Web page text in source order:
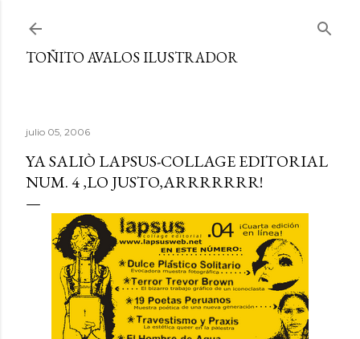
TOÑITO AVALOS ILUSTRADOR
julio 05, 2006
YA SALIÒ LAPSUS-COLLAGE EDITORIAL
NUM. 4 ,LO JUSTO,ARRRRRRR!